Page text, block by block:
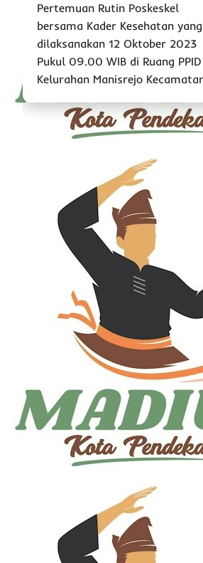
Pertemuan Rutin Poskeskel
bersama Kader Kesehatan yang
dilaksanakan 12 Oktober 2023
Pukul 09.00 WIB di Ruang PPID
Kelurahan Manisrejo